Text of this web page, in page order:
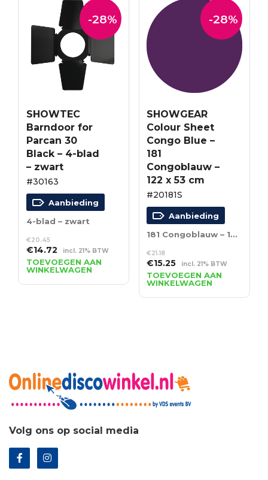
-28%
SHOWTEC
Barndoor for
Parcan 30
Black – 4-blad
– zwart
#30163
Aanbieding
4-blad – zwart
€20.45
Oorspronkelijke
prijs
was:
€20.45.
€14.72Huidige
prijs
is:
€14.72.
incl. 21% BTW
TOEVOEGEN AAN
WINKELWAGEN
-28%
SHOWGEAR
Colour Sheet
Congo Blue –
181
Congoblauw –
122 x 53 cm
#20181S
Aanbieding
181 Congoblauw – 122 x 53 cm
€21.18
Oorspronkelijke
prijs
was:
€21.18.
€15.25Huidige
prijs
is:
€15.25.
incl. 21% BTW
TOEVOEGEN AAN
WINKELWAGEN
Volg ons op social media